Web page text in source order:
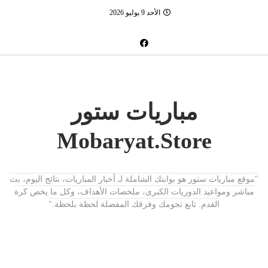
الأحد 9 يوليو 2026
مباريات ستور
Mobaryat.Store
"موقع مباريات ستور هو بوابتك الشاملة لـ أخبار المباريات، نتائج اليوم، بث
مباشر ومواعيد الدوريات الكبرى، ملخصات الأهداف، وكل ما يخص كرة
القدم. تابع نجومك وفرقك المفضلة لحظة بلحظة."